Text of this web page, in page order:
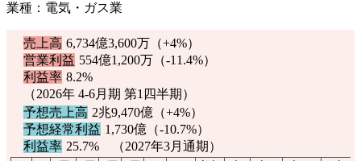
業種：電気・ガス業
売上高 6,734億3,600万（+4%）
営業利益 554億1,200万（-11.4%）
利益率 8.2%
（2026年 4-6月期 第1四半期）
予想売上高 2兆9,470億（+4%）
予想経常利益 1,730億（-10.7%）
利益率 25.7% （2027年3月通期）